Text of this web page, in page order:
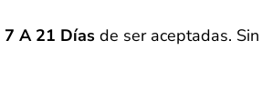
7 A 21 Días de ser aceptadas.